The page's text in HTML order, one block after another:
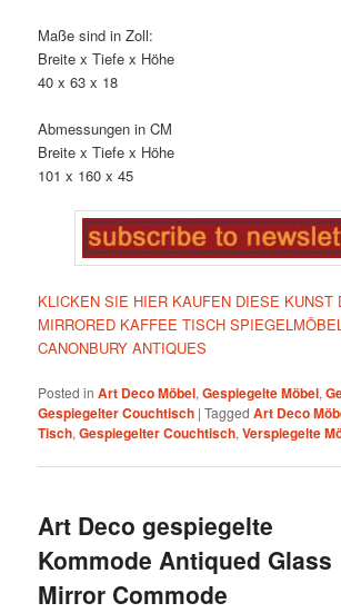
Maße sind in Zoll:
Breite x Tiefe x Höhe
40 x 63 x 18
Abmessungen in CM
Breite x Tiefe x Höhe
101 x 160 x 45
KLICKEN SIE HIER KAUFEN DIESE KUNST
MIRRORED KAFFEE TISCH
CANONBURY ANTIQUES
Posted in Art Deco Möbel,Gespiegelte Möbel,
Gespiegelter Couchtisch |Tagged Art Deco
Tisch,Gespiegelter Couchtisch,Verspiegelte
Art Deco gespiegelte
Kommode Antiqued Glass
Mirror Commode